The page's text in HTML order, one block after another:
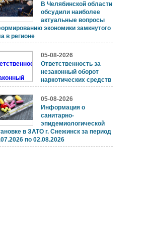
В Челябинской области
обсудили наиболее
актуальные вопросы
экономики замкнутого
в регионе
05-08-2026
Ответственность за
незаконный оборот
наркотических средств
05-08-2026
Информация о
санитарно-
эпидемиологической
в ЗАТО г. Снежинск за период
по 02.08.2026